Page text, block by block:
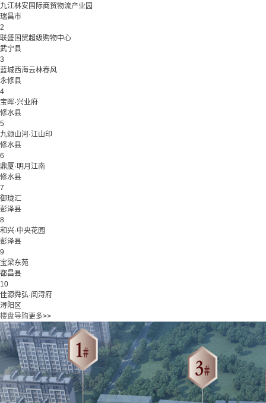
九江林安国际商贸物流产业园
瑞昌市
2
联盛国贸超级购物中心
武宁县
3
蓝城西海云林春风
永修县
4
宝晖·兴业府
修水县
5
九颂山河·江山印
修水县
6
鼎厦·明月江南
修水县
7
御珑汇
彭泽县
8
和兴·中央花园
彭泽县
9
宝梁东苑
都昌县
10
佳源舜弘·阅浔府
浔阳区
楼盘导购更多>>